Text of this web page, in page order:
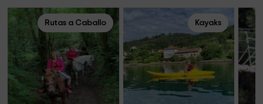
Rutas a Caballo Kayaks